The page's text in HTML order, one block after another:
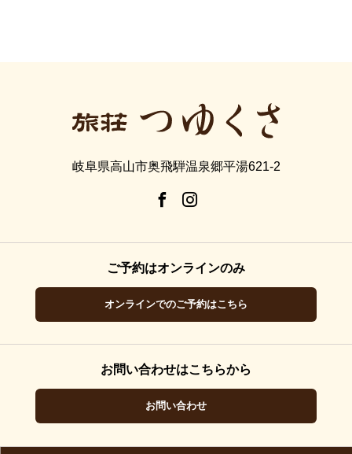
岐阜県高山市奥飛騨温泉郷平湯621-2
ご予約はオンラインのみ
オンラインでのご予約はこちら
お問い合わせはこちらから
お問い合わせ